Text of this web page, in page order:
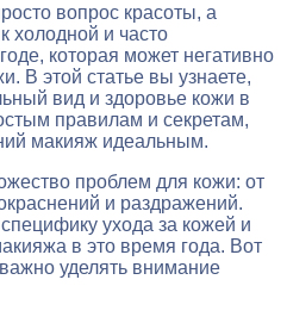
вопрос красоты, а
холодной и часто
которая может негативно
В этой статье вы узнаете,
вид и здоровье кожи в
правилам и секретам,
макияж идеальным.
проблем для кожи: от
и раздражений.
ухода за кожей и
в это время года. Вот
уделять внимание